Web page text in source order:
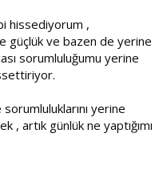
hissediyorum ,
güçlük ve bazen de yerine
sorumluluğumu yerine
yerine
, artık günlük ne yaptığımı